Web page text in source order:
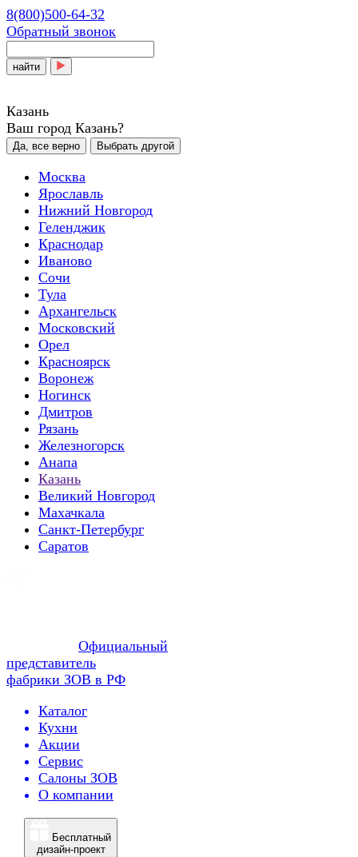
8(800)500-64-32
Обратный звонок
найти
Казань
Ваш город Казань?
Да, все верно Выбрать другой
Москва
Ярославль
Нижний Новгород
Геленджик
Краснодар
Иваново
Сочи
Тула
Архангельск
Московский
Орел
Красноярск
Воронеж
Ногинск
Дмитров
Рязань
Железногорск
Анапа
Казань
Великий Новгород
Махачкала
Санкт-Петербург
Саратов
Официальный
представитель
фабрики ЗОВ в РФ
Каталог
Кухни
Акции
Сервис
Салоны ЗОВ
О компании
Бесплатный
дизайн-проект